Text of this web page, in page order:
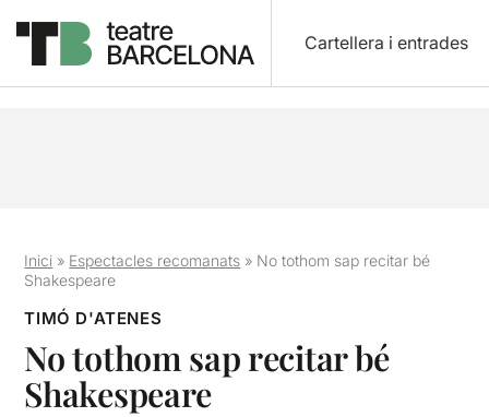
Cartellera i entrades
Inici » Espectacles recomanats » No tothom sap recitar bé
Shakespeare
TIMÓ D'ATENES
No tothom sap recitar bé
Shakespeare